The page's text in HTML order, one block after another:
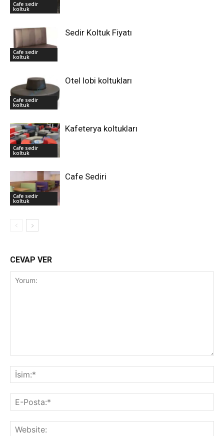
Cafe sedir
koltuk
Cafe sedir
koltuk
Sedir Koltuk Fiyatı
Cafe sedir
koltuk
Otel lobi koltukları
Cafe sedir
koltuk
Kafeterya koltukları
Cafe sedir
koltuk
Cafe Sediri
CEVAP VER